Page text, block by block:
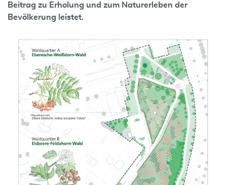
Beitrag zu Erholung und zum Naturerleben der
Bevölkerung leistet.